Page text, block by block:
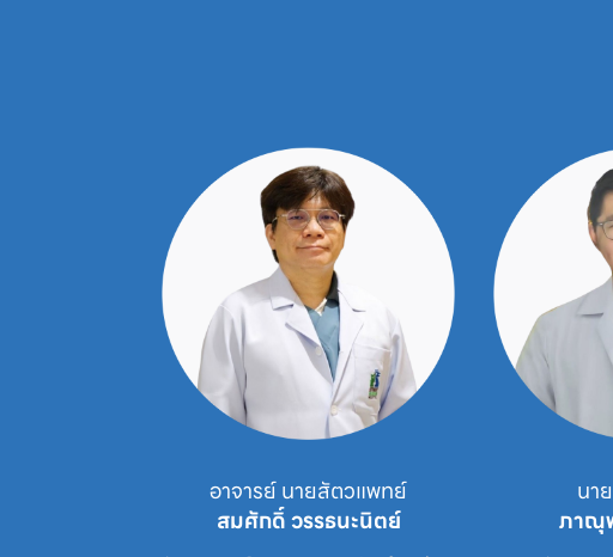
นายสัตวแพทย์
ภาณุพงศ์ ชินบุตร